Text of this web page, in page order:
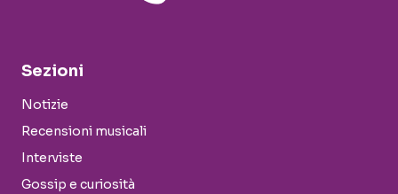
Sezioni
Notizie
Recensioni musicali
Interviste
Gossip e curiosità